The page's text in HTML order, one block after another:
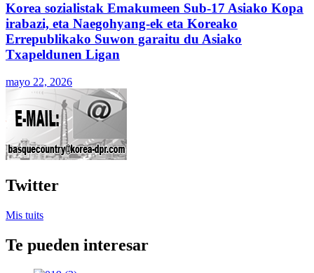
Korea sozialistak Emakumeen Sub-17 Asiako Kopa
irabazi, eta Naegohyang-ek eta Koreako
Errepublikako Suwon garaitu du Asiako
Txapeldunen Ligan
mayo 22, 2026
Twitter
Mis tuits
Te pueden interesar